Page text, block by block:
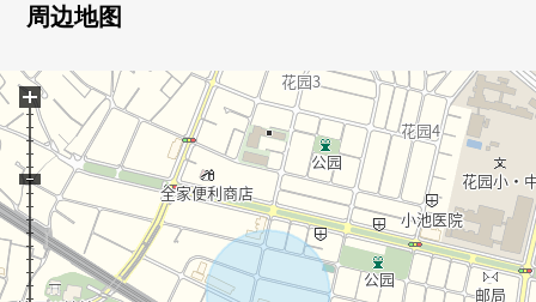
・地板预先收纳有
▼周边环境
・千叶市立花园小学约500m
・千叶市立花园中学约400m
・西友新检见川商店约500m
■ 在找想要的家方面给予帮助的━━━━━・・・
房源的详细、需讨论是如有意向，请跟我们联系。
周边地图
+